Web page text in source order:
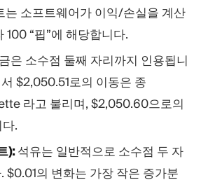
는 소프트웨어가 이익/손실을 계산
100 “핍”에 해당합니다.
은 소수점 둘째 자리까지 인용됩니
$2,050.51로의 이동은 종
라고 불리며, $2,050.60으로의
.
):석유는 일반적으로 소수점 두 자
$0.01의 변화는 가장 작은 증가분